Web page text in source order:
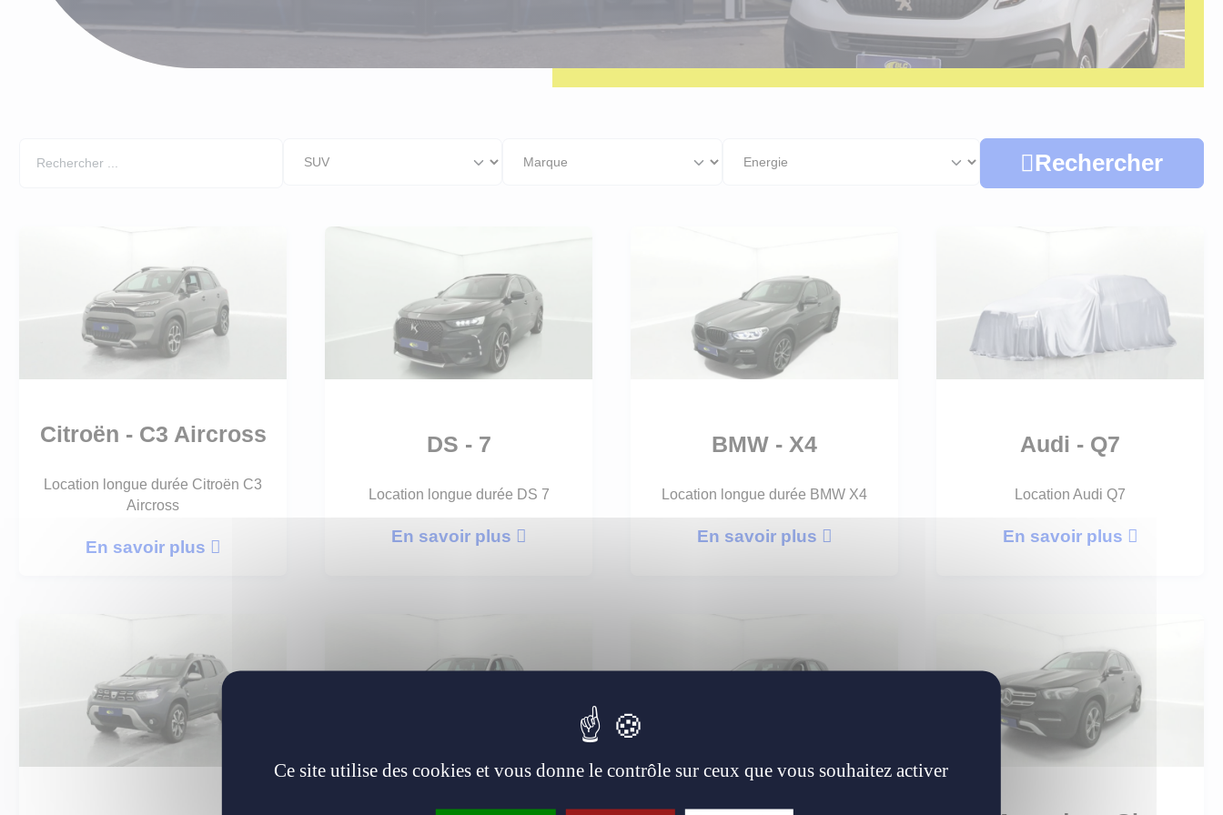
LLD Citroën C3
LLD Peugeot 208
Rechercher
Citroën - C3 Aircross
Location longue durée Citroën C3
Aircross
En savoir plus
DS - 7
Location longue durée DS 7
En savoir plus
BMW - X4
Location longue durée BMW X4
En savoir plus
Audi - Q7
Location Audi Q7
En savoir plus
Ce site utilise des cookies et vous donne le contrôle sur ceux que vous souhaitez activer